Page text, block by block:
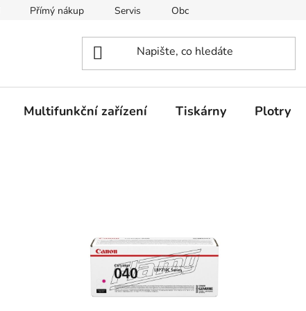
Přímý nákup Servis Obchodní podmínky
Multifunkční zařízení Tiskárny Plotry